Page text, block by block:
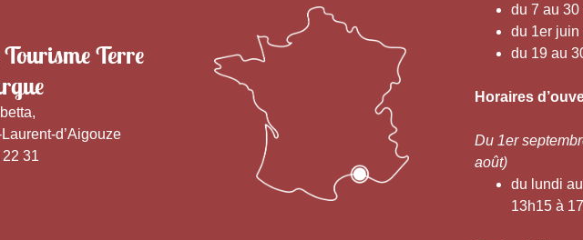
Terre
d’Aigouze
31
du 7 au
du 1er juin
du 19 au
Horaires
Du 1er
août)
du lundi
13h15 à